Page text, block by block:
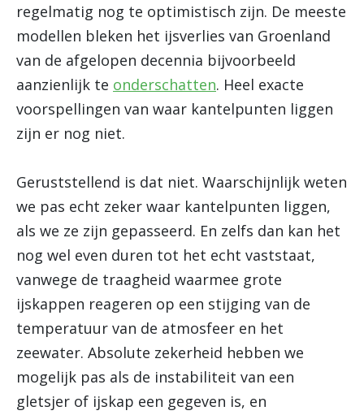
regelmatig nog te optimistisch zijn. De meeste
modellen bleken het ijsverlies van Groenland
van de afgelopen decennia bijvoorbeeld
aanzienlijk te onderschatten. Heel exacte
voorspellingen van waar kantelpunten liggen
zijn er nog niet.
Geruststellend is dat niet. Waarschijnlijk weten
we pas echt zeker waar kantelpunten liggen,
als we ze zijn gepasseerd. En zelfs dan kan het
nog wel even duren tot het echt vaststaat,
vanwege de traagheid waarmee grote
ijskappen reageren op een stijging van de
temperatuur van de atmosfeer en het
zeewater. Absolute zekerheid hebben we
mogelijk pas als de instabiliteit van een
gletsjer of ijskap een gegeven is, en